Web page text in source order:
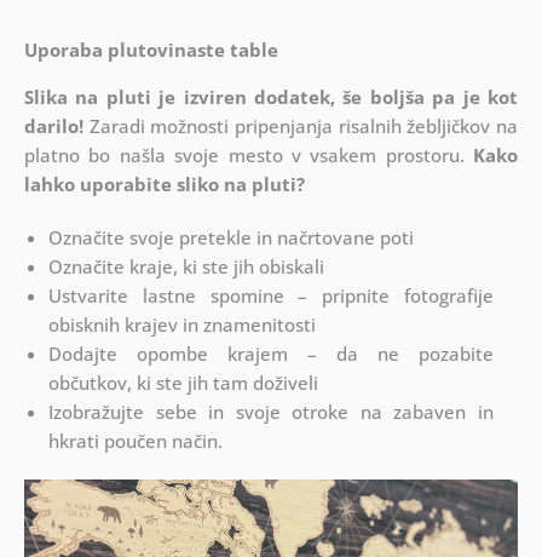
Uporaba plutovinaste table
Slika na pluti je izviren dodatek, še boljša pa je kot
darilo!Zaradi možnosti pripenjanja risalnih žebljičkov na
platno bo našla svoje mesto v vsakem prostoru. Kako
lahko uporabite sliko na pluti?
Označite svoje pretekle in načrtovane poti
Označite kraje, ki ste jih obiskali
Ustvarite lastne spomine – pripnite fotografije
obisknih krajev in znamenitosti
Dodajte opombe krajem – da ne pozabite
občutkov, ki ste jih tam doživeli
Izobražujte sebe in svoje otroke na zabaven in
hkrati poučen način.